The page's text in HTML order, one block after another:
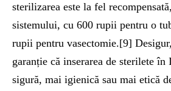
sterilizarea este la fel
sistemului, cu 600 rupii pentru o
rupii pentru vasectomie.[9]
garanție că inserarea de sterilete
sigură, mai igienică sau mai etică